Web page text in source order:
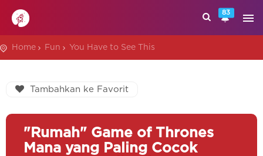
83
Home Fun You Have to See This
Tambahkan ke Favorit
"Rumah" Game of Thrones
Mana yang Paling Cocok